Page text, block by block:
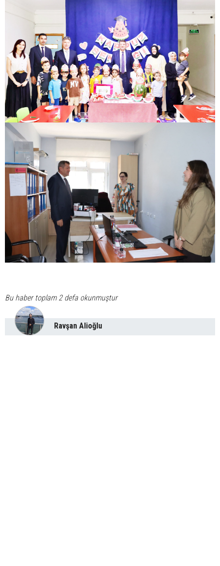
Bu haber toplam 2 defa okunmuştur
Ravşan Alioğlu